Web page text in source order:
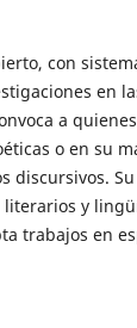
con
en
a
o en su
discursivos.
y
trabajos en